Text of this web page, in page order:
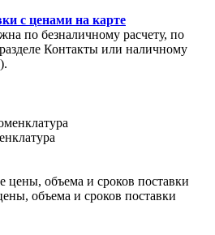
с ценами на карте
по безналичному расчету, по
Контакты или наличному
объема и сроков поставки